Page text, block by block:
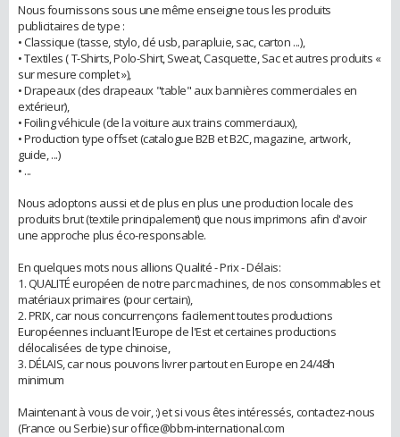
Nous fournissons sous une même enseigne tous les produits
publicitaires de type :
• Classique (tasse, stylo, clé usb, parapluie, sac, carton ...),
• Textiles ( T-Shirts, Polo-Shirt, Sweat, Casquette, Sac et autres produits «
sur mesure complet »),
• Drapeaux (des drapeaux "table" aux bannières commerciales en
extérieur),
• Foiling véhicule (de la voiture aux trains commerciaux),
• Production type offset (catalogue B2B et B2C, magazine, artwork,
guide, ...)
• ...
Nous adoptons aussi et de plus en plus une production locale des
produits brut (textile principalement) que nous imprimons afin d'avoir
une approche plus éco-responsable.
En quelques mots nous allions Qualité - Prix - Délais:
1. QUALITÉ européen de notre parc machines, de nos consommables et
matériaux primaires (pour certain),
2. PRIX, car nous concurrençons facilement toutes productions
Européennes incluant l’Europe de l'Est et certaines productions
délocalisées de type chinoise,
3. DÉLAIS, car nous pouvons livrer partout en Europe en 24/48h
minimum
Maintenant à vous de voir, :) et si vous êtes intéressés, contactez-nous
(France ou Serbie) sur office@bbm-international.com